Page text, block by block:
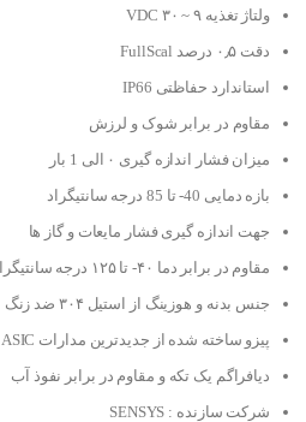
ولتاژ تغذیه ۹ ~ ۳۰ VDC
دقت ۰٫۵ درصد FullScal
استاندارد حفاظتی IP66
مقاوم در برابر شوک و لرزش
میزان فشار اندازه گیری ۰ الی 1 بار
بازه دمایی 40- تا 85 درجه سانتیگراد
جهت اندازه گیری فشار مایعات و گاز ها
مقاوم در برابر دما ۴۰- تا ۱۲۵ درجه سانتیگراد
جنس بدنه و هوزینگ از استیل ۳۰۴ ضد زنگ
پیزو ساخته شده از جدیدترین مدارات ASIC
دیافراگم یک تکه و مقاوم در برابر نفوذ آب
شرکت سازنده : SENSYS